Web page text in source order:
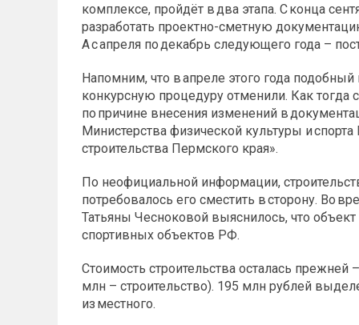
комплексе, пройдёт в два этапа. С конца
разработать проектно-сметную
А с апреля по декабрь следующего года –
Напомним, что в апреле этого года
конкурсную процедуру отменили. Как
по причине внесения изменений в
Министерства физической культуры и
строительства Пермского края».
По неофициальной информации,
потребовалось его сместить в сторону. Во
Татьяны Чесноковой выяснилось, что
спортивных объектов РФ.
Стоимость строительства осталась
млн – строительство). 195 млн рублей
из местного.